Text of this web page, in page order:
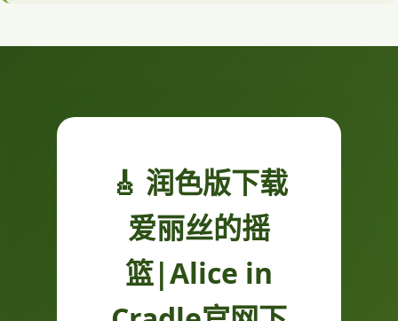
🎸 润色版下载
爱丽丝的摇
篮|Alice in